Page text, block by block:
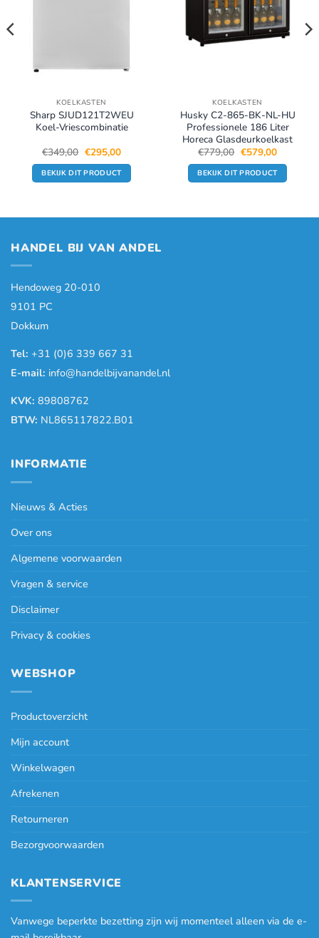
KOELKASTEN
Sharp SJUD121T2WEU
Koel-Vriescombinatie
€349,00 Oorspronkelijke
prijs
was:
€349,00.
€295,00Huidige
prijs
is:
€295,00.
BEKIJK DIT PRODUCT
KOELKASTEN
Husky C2-865-BK-NL-HU
Professionele 186 Liter
Horeca Glasdeurkoelkast
€779,00 Oorspronkelijke
prijs
was:
€779,00.
€579,00Huidige
prijs
is:
€579,00.
BEKIJK DIT PRODUCT
HANDEL BIJ VAN ANDEL
Hendoweg 20-010
9101 PC
Dokkum
Tel: +31 (0)6 339 667 31
E-mail: info@handelbijvanandel.nl
KVK: 89808762
BTW: NL865117822.B01
INFORMATIE
Nieuws & Acties
Over ons
Algemene voorwaarden
Vragen & service
Disclaimer
Privacy & cookies
WEBSHOP
Productoverzicht
Mijn account
Winkelwagen
Afrekenen
Retourneren
Bezorgvoorwaarden
KLANTENSERVICE
Vanwege beperkte bezetting zijn wij momenteel alleen via de e-